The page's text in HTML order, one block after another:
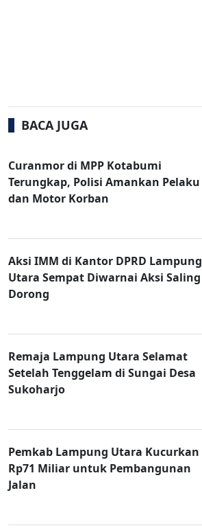
BACA JUGA
Curanmor di MPP Kotabumi
Terungkap, Polisi Amankan Pelaku
dan Motor Korban
Aksi IMM di Kantor DPRD Lampung
Utara Sempat Diwarnai Aksi Saling
Dorong
Remaja Lampung Utara Selamat
Setelah Tenggelam di Sungai Desa
Sukoharjo
Pemkab Lampung Utara Kucurkan
Rp71 Miliar untuk Pembangunan
Jalan